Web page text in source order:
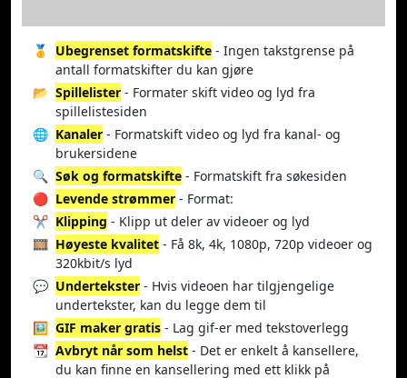
🥇 Ubegrenset formatskifte - Ingen takstgrense på
antall formatskifter du kan gjøre
📂 Spillelister - Formater skift video og lyd fra
spillelistesiden
🌐 Kanaler - Formatskift video og lyd fra kanal- og
brukersidene
🔍 Søk og formatskifte - Formatskift fra søkesiden
🔴 Levende strømmer - Format:
✂️ Klipping - Klipp ut deler av videoer og lyd
🎞️ Høyeste kvalitet - Få 8k, 4k, 1080p, 720p videoer og
320kbit/s lyd
💬 Undertekster - Hvis videoen har tilgjengelige
undertekster, kan du legge dem til
🖼️ GIF maker gratis - Lag gif-er med tekstoverlegg
📆 Avbryt når som helst - Det er enkelt å kansellere,
du kan finne en kansellering med ett klikk på